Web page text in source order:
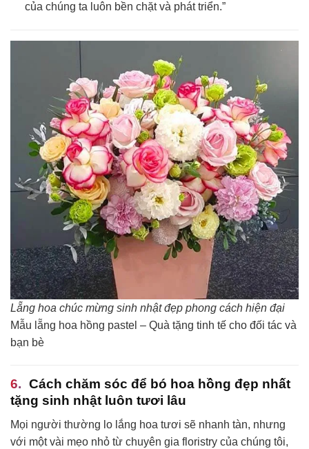
của chúng ta luôn bền chặt và phát triển.”
Lẵng hoa chúc mừng sinh nhật đẹp phong cách hiện đại
Mẫu lẵng hoa hồng pastel – Quà tặng tinh tế cho đối tác và
bạn bè
Cách chăm sóc để bó hoa hồng đẹp nhất
tặng sinh nhật luôn tươi lâu
Mọi người thường lo lắng hoa tươi sẽ nhanh tàn, nhưng
với một vài mẹo nhỏ từ chuyên gia floristry của chúng tôi,